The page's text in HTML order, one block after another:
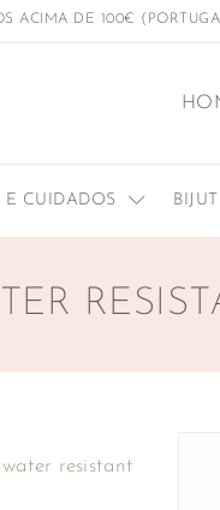
ACIMA DE 100€
E CUIDADOS
resistant